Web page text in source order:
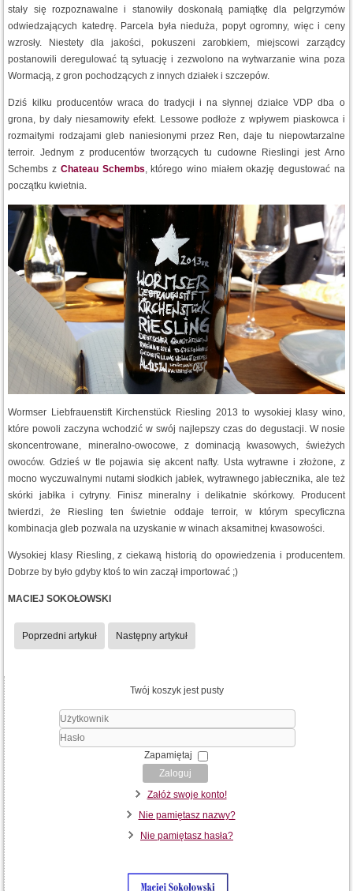
stały się rozpoznawalne i stanowiły doskonałą pamiątkę dla pelgrzymów
odwiedzających katedrę. Parcela była nieduża, popyt ogromny, więc i ceny
wzrosły. Niestety dla jakości, pokuszeni zarobkiem, miejscowi zarządcy
postanowili deregulować tą sytuację i zezwolono na wytwarzanie wina poza
Wormacją, z gron pochodzących z innych działek i szczepów.
Dziś kilku producentów wraca do tradycji i na słynnej działce VDP dba o
grona, by dały niesamowity efekt. Lessowe podłoże z wpływem piaskowca i
rozmaitymi rodzajami gleb naniesionymi przez Ren, daje tu niepowtarzalne
terroir. Jednym z producentów tworzących tu cudowne Rieslingi jest Arno
Schembs z Chateau Schembs, którego wino miałem okazję degustować na
początku kwietnia.
Wormser Liebfrauenstift Kirchenstück Riesling 2013 to wysokiej klasy wino,
które powoli zaczyna wchodzić w swój najlepszy czas do degustacji. W nosie
skoncentrowane, mineralno-owocowe, z dominacją kwasowych, świeżych
owoców. Gdzieś w tle pojawia się akcent nafty. Usta wytrawne i złożone, z
mocno wyczuwalnymi nutami słodkich jabłek, wytrawnego jabłecznika, ale też
skórki jabłka i cytryny. Finisz mineralny i delikatnie skórkowy. Producent
twierdzi, że Riesling ten świetnie oddaje terroir, w którym specyficzna
kombinacja gleb pozwala na uzyskanie w winach aksamitnej kwasowości.
Wysokiej klasy Riesling, z ciekawą historią do opowiedzenia i producentem.
Dobrze by było gdyby ktoś to win zaczął importować ;)
MACIEJ SOKOŁOWSKI
Poprzedni artykuł Następny artykuł
Twój koszyk jest pusty
Zapamiętaj
Zaloguj
Załóż swoje konto!
Nie pamiętasz nazwy?
Nie pamiętasz hasła?